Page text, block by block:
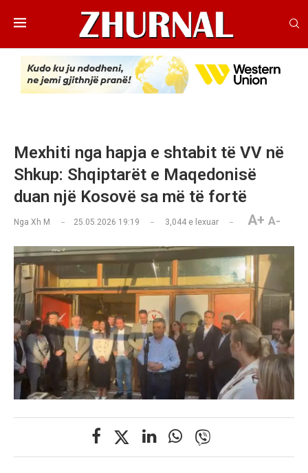
Mexhiti nga hapja e shtabit të VV në
Shkup: Shqiptarët e Maqedonisë
duan një Kosovë sa më të fortë
Nga Xh M 25.05.2026 19:19 3,044 e lexuar A+ A-